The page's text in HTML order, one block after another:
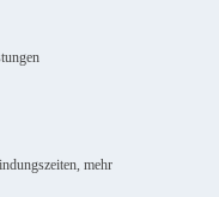
mehr